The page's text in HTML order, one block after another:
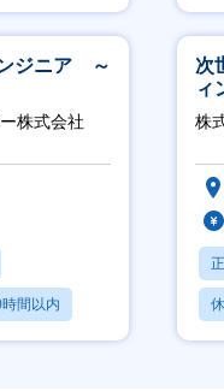
ンジニア ～
株式会社
間以内
次
ィ
株